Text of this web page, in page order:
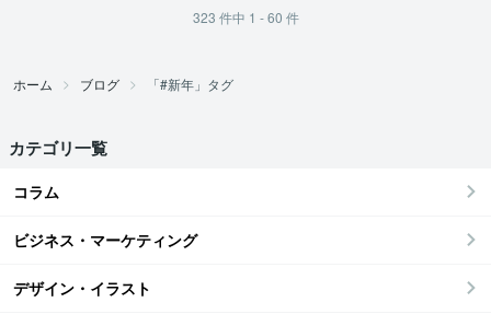
323 件中 1 - 60 件
ホーム ブログ 「#新年」タグ
カテゴリ一覧
コラム
ビジネス・マーケティング
デザイン・イラスト